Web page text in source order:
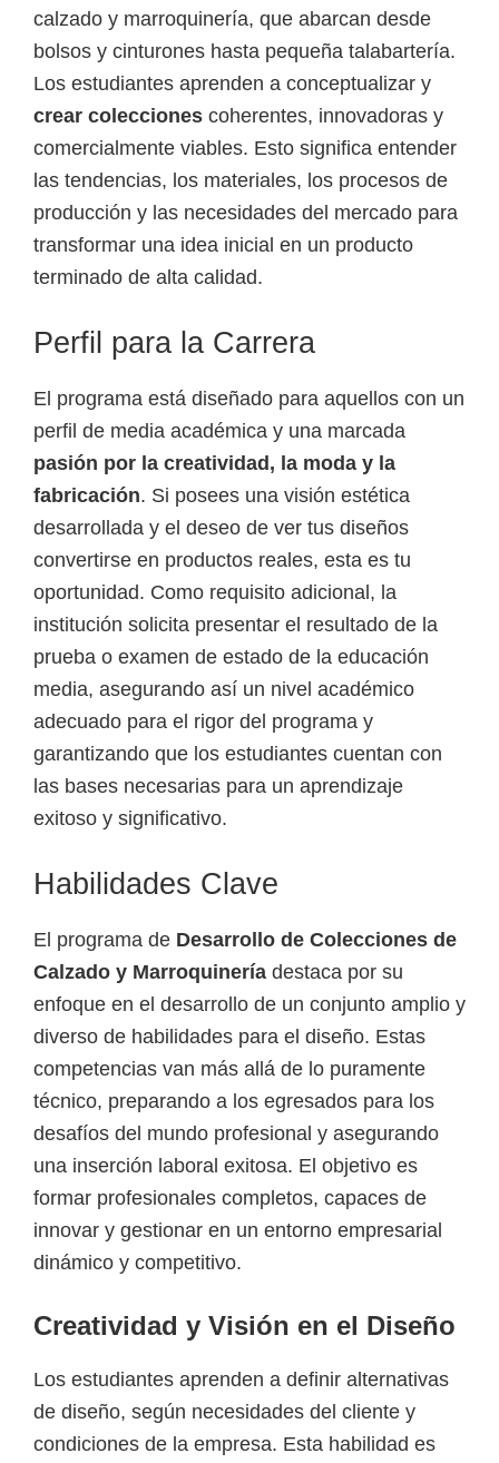
calzado y marroquinería, que abarcan desde
bolsos y cinturones hasta pequeña talabartería.
Los estudiantes aprenden a conceptualizar y
crear colecciones coherentes, innovadoras y
comercialmente viables. Esto significa entender
las tendencias, los materiales, los procesos de
producción y las necesidades del mercado para
transformar una idea inicial en un producto
terminado de alta calidad.
Perfil para la Carrera
El programa está diseñado para aquellos con un
perfil de media académica y una marcada
pasión por la creatividad, la moda y la
fabricación. Si posees una visión estética
desarrollada y el deseo de ver tus diseños
convertirse en productos reales, esta es tu
oportunidad. Como requisito adicional, la
institución solicita presentar el resultado de la
prueba o examen de estado de la educación
media, asegurando así un nivel académico
adecuado para el rigor del programa y
garantizando que los estudiantes cuentan con
las bases necesarias para un aprendizaje
exitoso y significativo.
Habilidades Clave
El programa de Desarrollo de Colecciones de
Calzado y Marroquinería destaca por su
enfoque en el desarrollo de un conjunto amplio y
diverso de habilidades para el diseño. Estas
competencias van más allá de lo puramente
técnico, preparando a los egresados para los
desafíos del mundo profesional y asegurando
una inserción laboral exitosa. El objetivo es
formar profesionales completos, capaces de
innovar y gestionar en un entorno empresarial
dinámico y competitivo.
Creatividad y Visión en el Diseño
Los estudiantes aprenden a definir alternativas
de diseño, según necesidades del cliente y
condiciones de la empresa. Esta habilidad es